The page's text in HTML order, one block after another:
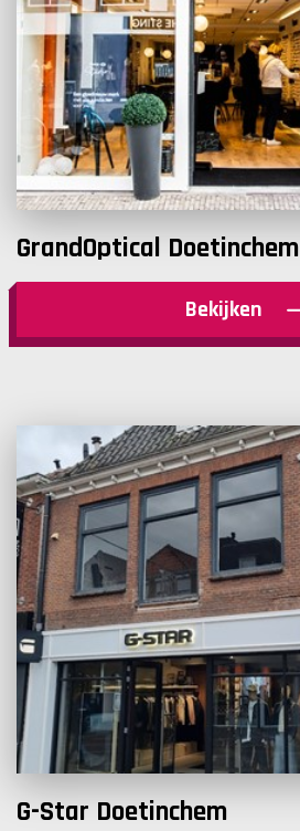
GrandOptical Doetinchem
Bekijken
G-Star Doetinchem